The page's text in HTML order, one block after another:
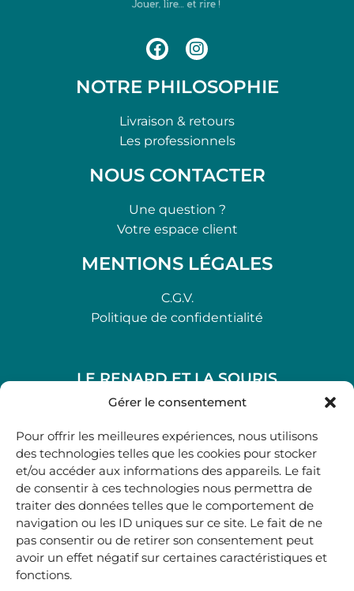
Gérer le consentement
Pour offrir les meilleures expériences, nous utilisons
des technologies telles que les cookies pour stocker
et/ou accéder aux informations des appareils. Le fait
de consentir à ces technologies nous permettra de
traiter des données telles que le comportement de
navigation ou les ID uniques sur ce site. Le fait de ne
pas consentir ou de retirer son consentement peut
avoir un effet négatif sur certaines caractéristiques et
fonctions.
NOTRE PHILOSOPHIE
Livraison & retours
Les professionnels
NOUS CONTACTER
Une question ?
Votre espace client
MENTIONS LÉGALES
C.G.V.
Politique de confidentialité
LE RENARD ET LA SOURIS
48, rue Maubec 33210 LANGON
05 40 41 37 18
.
MARDI AU SAMEDI
10H00-12H45 | 14H00 -19H00
boutique@lerenardetlasouris.com